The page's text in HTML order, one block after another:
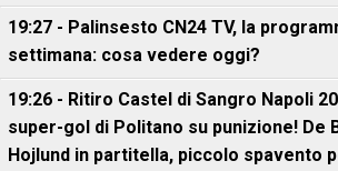
19:27 - Palinsesto CN24 TV, la
settimana: cosa vedere oggi?
19:26 - Ritiro Castel di Sangro Napoli
super-gol di Politano su punizione! De
Hojlund in partitella, piccolo spavento